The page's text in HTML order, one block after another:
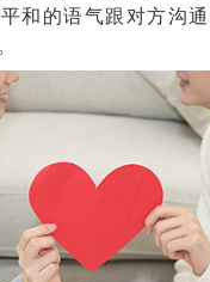
和的语气跟对方沟